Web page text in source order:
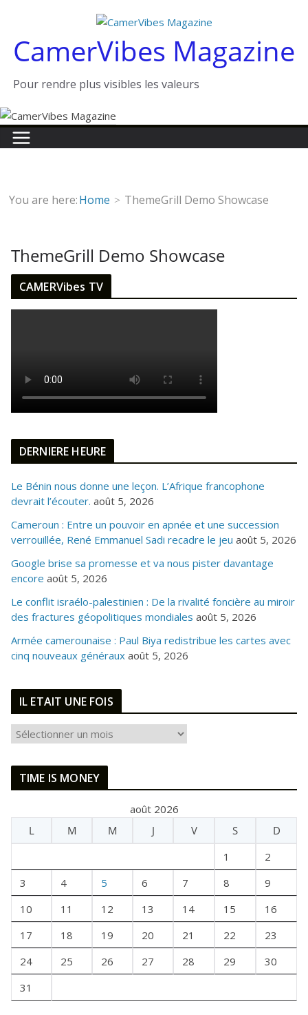
contenuCamerVibes Magazine
Pour rendre plus visibles les valeurs
You are here:Home ThemeGrill Demo Showcase
ThemeGrill Demo Showcase
CAMERVibes TV
DERNIERE HEURE
Le Bénin nous donne une leçon. L’Afrique francophone
devrait l’écouter. août 5, 2026
Cameroun : Entre un pouvoir en apnée et une succession
verrouillée, René Emmanuel Sadi recadre le jeu août 5, 2026
Google brise sa promesse et va nous pister davantage
encore août 5, 2026
Le conflit israélo-palestinien : De la rivalité foncière au miroir
des fractures géopolitiques mondiales août 5, 2026
Armée camerounaise : Paul Biya redistribue les cartes avec
cinq nouveaux généraux août 5, 2026
IL ETAIT UNE FOIS
E
I
U
F
S
TIME IS MONEY
août 2026
L
M M J V S
D
1
2
3
4 5 6 7 8
9
10
11 12 13 14 15
16
17
18 19 20 21 22
23
24
25 26 27 28 29
30
31